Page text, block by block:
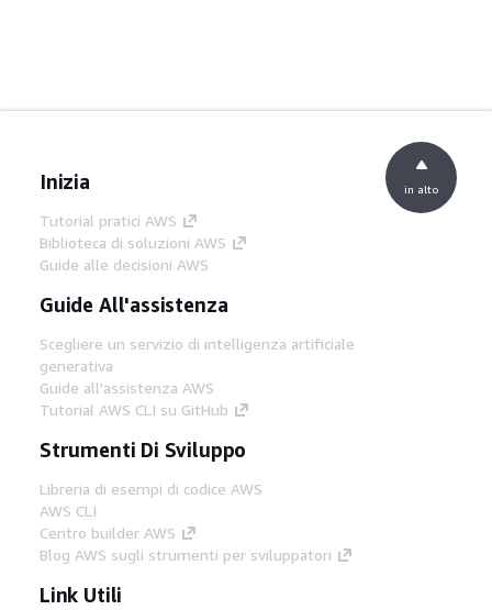
Inizia
Tutorial pratici AWS
Biblioteca di soluzioni AWS
Guide alle decisioni AWS
Guide All'assistenza
Scegliere un servizio di intelligenza artificiale
generativa
Guide all'assistenza AWS
Tutorial AWS CLI su GitHub
Strumenti Di Sviluppo
Libreria di esempi di codice AWS
AWS CLI
Centro builder AWS
Blog AWS sugli strumenti per sviluppatori
Link Utili
in alto